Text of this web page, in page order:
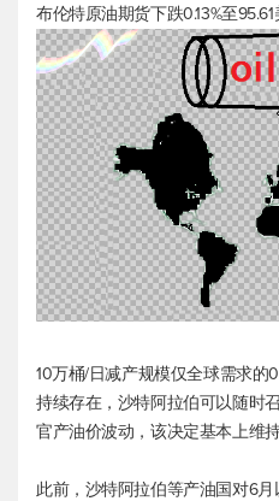
布伦特原油期货下跌0.13%至95.61
10万桶/日减产规模仅全球需求的
持续存在，沙特阿拉伯可以随时
官产油价波动，该决定基本上维持
此前，沙特阿拉伯等产油国对6